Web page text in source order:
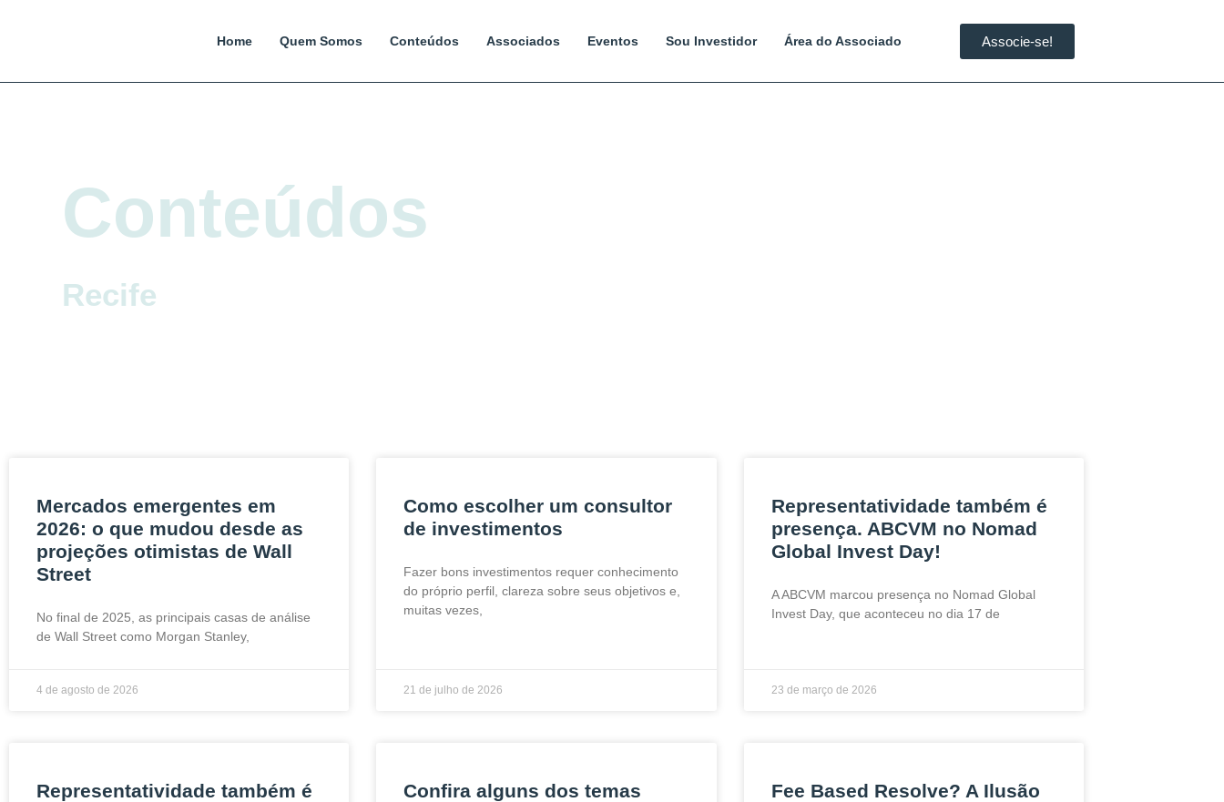
Home Quem Somos Conteúdos Associados Eventos Sou Investidor Área do Associado Associe-se!
Conteúdos
Recife
Mercados emergentes em
2026: o que mudou desde as
projeções otimistas de Wall
Street
No final de 2025, as principais casas de análise
de Wall Street como Morgan Stanley,
4 de agosto de 2026
Como escolher um consultor
de investimentos
Fazer bons investimentos requer conhecimento
do próprio perfil, clareza sobre seus objetivos e,
muitas vezes,
21 de julho de 2026
Representatividade também é
presença. ABCVM no Nomad
Global Invest Day!
A ABCVM marcou presença no Nomad Global
Invest Day, que aconteceu no dia 17 de
23 de março de 2026
Representatividade também é
Confira alguns dos temas
Fee Based Resolve? A Ilusão